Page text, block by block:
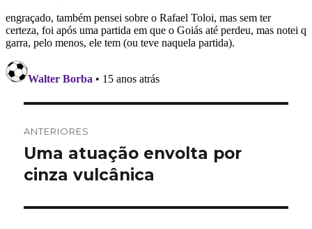
de
Post
ANTERIORES
Post
anterior:
Uma atuação envolta por
cinza vulcânica